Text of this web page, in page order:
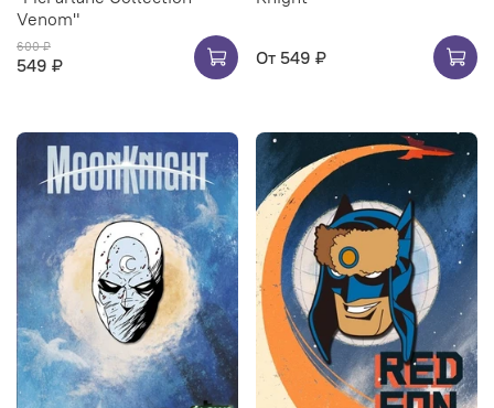
Venom"
600 ₽
549 ₽ От 549 ₽